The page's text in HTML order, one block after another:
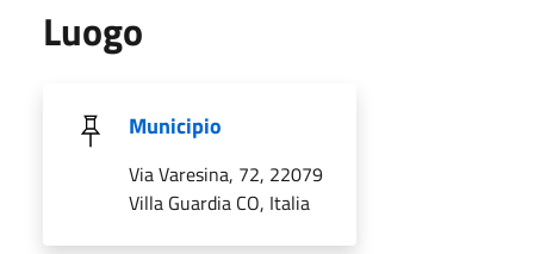
Luogo
Municipio
Via Varesina, 72, 22079
Villa Guardia CO, Italia